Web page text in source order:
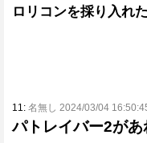
ロリコンを採り入れ
11: 名無し 2024/03/04
パトレイバー2が